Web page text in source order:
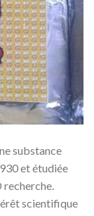
substance
et étudiée
recherche.
scientifique